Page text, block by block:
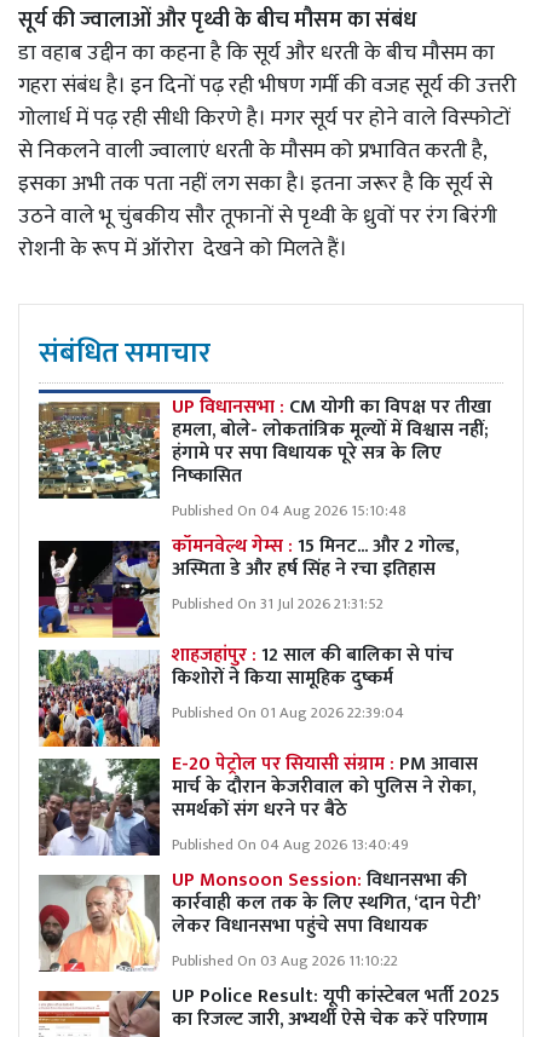
सूर्य की ज्वालाओं और पृथ्वी के बीच मौसम का संबंध
डा वहाब उद्दीन का कहना है कि सूर्य और धरती के बीच मौसम का
गहरा संबंध है। इन दिनों पढ़ रही भीषण गर्मी की वजह सूर्य की उत्तरी
गोलार्ध में पढ़ रही सीधी किरणे है। मगर सूर्य पर होने वाले विस्फोटों
से निकलने वाली ज्वालाएं धरती के मौसम को प्रभावित करती है,
इसका अभी तक पता नहीं लग सका है। इतना जरूर है कि सूर्य से
उठने वाले भू चुंबकीय सौर तूफानों से पृथ्वी के ध्रुवों पर रंग बिरंगी
रोशनी के रूप में ऑरोरा देखने को मिलते हैं।
संबंधित समाचार
UP विधानसभा : CM योगी का विपक्ष पर तीखा
हमला, बोले- लोकतांत्रिक मूल्यों में विश्वास नहीं;
हंगामे पर सपा विधायक पूरे सत्र के लिए
निष्कासित
Published On 04 Aug 2026 15:10:48
कॉमनवेल्थ गेम्स :15 मिनट... और 2 गोल्ड,
अस्मिता डे और हर्ष सिंह ने रचा इतिहास
Published On 31 Jul 2026 21:31:52
शाहजहांपुर :12 साल की बालिका से पांच
किशोरों ने किया सामूहिक दुष्कर्म
Published On 01 Aug 2026 22:39:04
E-20 पेट्रोल पर सियासी संग्राम : PM आवास
मार्च के दौरान केजरीवाल को पुलिस ने रोका,
समर्थकों संग धरने पर बैठे
Published On 04 Aug 2026 13:40:49
UP Monsoon Session:विधानसभा की
कार्रवाही कल तक के लिए स्थगित, ‘दान पेटी’
लेकर विधानसभा पहुंचे सपा विधायक
Published On 03 Aug 2026 11:10:22
UP Police Result: यूपी कांस्टेबल भर्ती 2025
का रिजल्ट जारी, अभ्यर्थी ऐसे चेक करें परिणाम